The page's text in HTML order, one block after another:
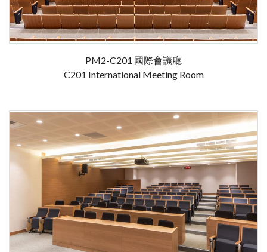
PM2-C201 國際會議廳
C201 International Meeting Room